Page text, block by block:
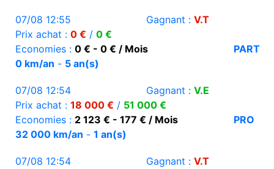
07/08 12:55 Gagnant : V.T
Prix achat : 0 € / 0 €
Economies : 0 € - 0 € / Mois
PART
0 km/an - 5 an(s)
07/08 12:54 Gagnant : V.E
Prix achat : 18 000 € / 51 000 €
Economies : 2 123 € - 177 € / Mois
PRO
32 000 km/an - 1 an(s)
07/08 12:54 Gagnant : V.T